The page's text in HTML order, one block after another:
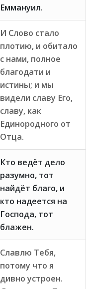
Еммануил.
И Слово стало
плотию, и обитало
с нами, полное
благодати и
истины; и мы
видели славу Его,
славу, как
Единородного от
Отца.
Кто ведёт дело
разумно, тот
найдёт благо, и
кто надеется на
Господа, тот
блажен.
Славлю Тебя,
потому что я
дивно устроен.